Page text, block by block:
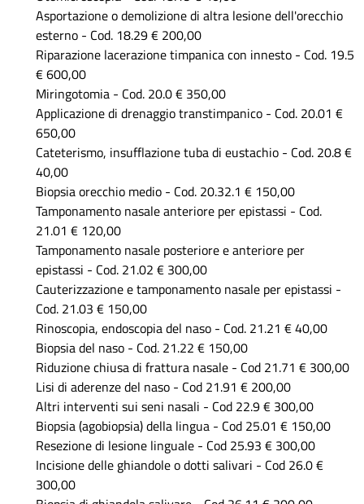
Asportazione o demolizione di altra lesione dell'orecchio
esterno - Cod. 18.29 € 200,00
Riparazione lacerazione timpanica con innesto - Cod. 19.5
€ 600,00
Miringotomia - Cod. 20.0 € 350,00
Applicazione di drenaggio transtimpanico - Cod. 20.01 €
650,00
Cateterismo, insufflazione tuba di eustachio - Cod. 20.8 €
40,00
Biopsia orecchio medio - Cod. 20.32.1 € 150,00
Tamponamento nasale anteriore per epistassi - Cod.
21.01 € 120,00
Tamponamento nasale posteriore e anteriore per
epistassi - Cod. 21.02 € 300,00
Cauterizzazione e tamponamento nasale per epistassi -
Cod. 21.03 € 150,00
Rinoscopia, endoscopia del naso - Cod. 21.21 € 40,00
Biopsia del naso - Cod. 21.22 € 150,00
Riduzione chiusa di frattura nasale - Cod 21.71 € 300,00
Lisi di aderenze del naso - Cod 21.91 € 200,00
Altri interventi sui seni nasali - Cod 22.9 € 300,00
Biopsia (agobiopsia) della lingua - Cod 25.01 € 150,00
Resezione di lesione linguale - Cod 25.93 € 300,00
Incisione delle ghiandole o dotti salivari - Cod 26.0 €
300,00